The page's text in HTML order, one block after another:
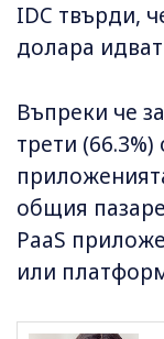
IDC твърди,
долара
Въпреки че
трети (66.3%)
общия
PaaS
или